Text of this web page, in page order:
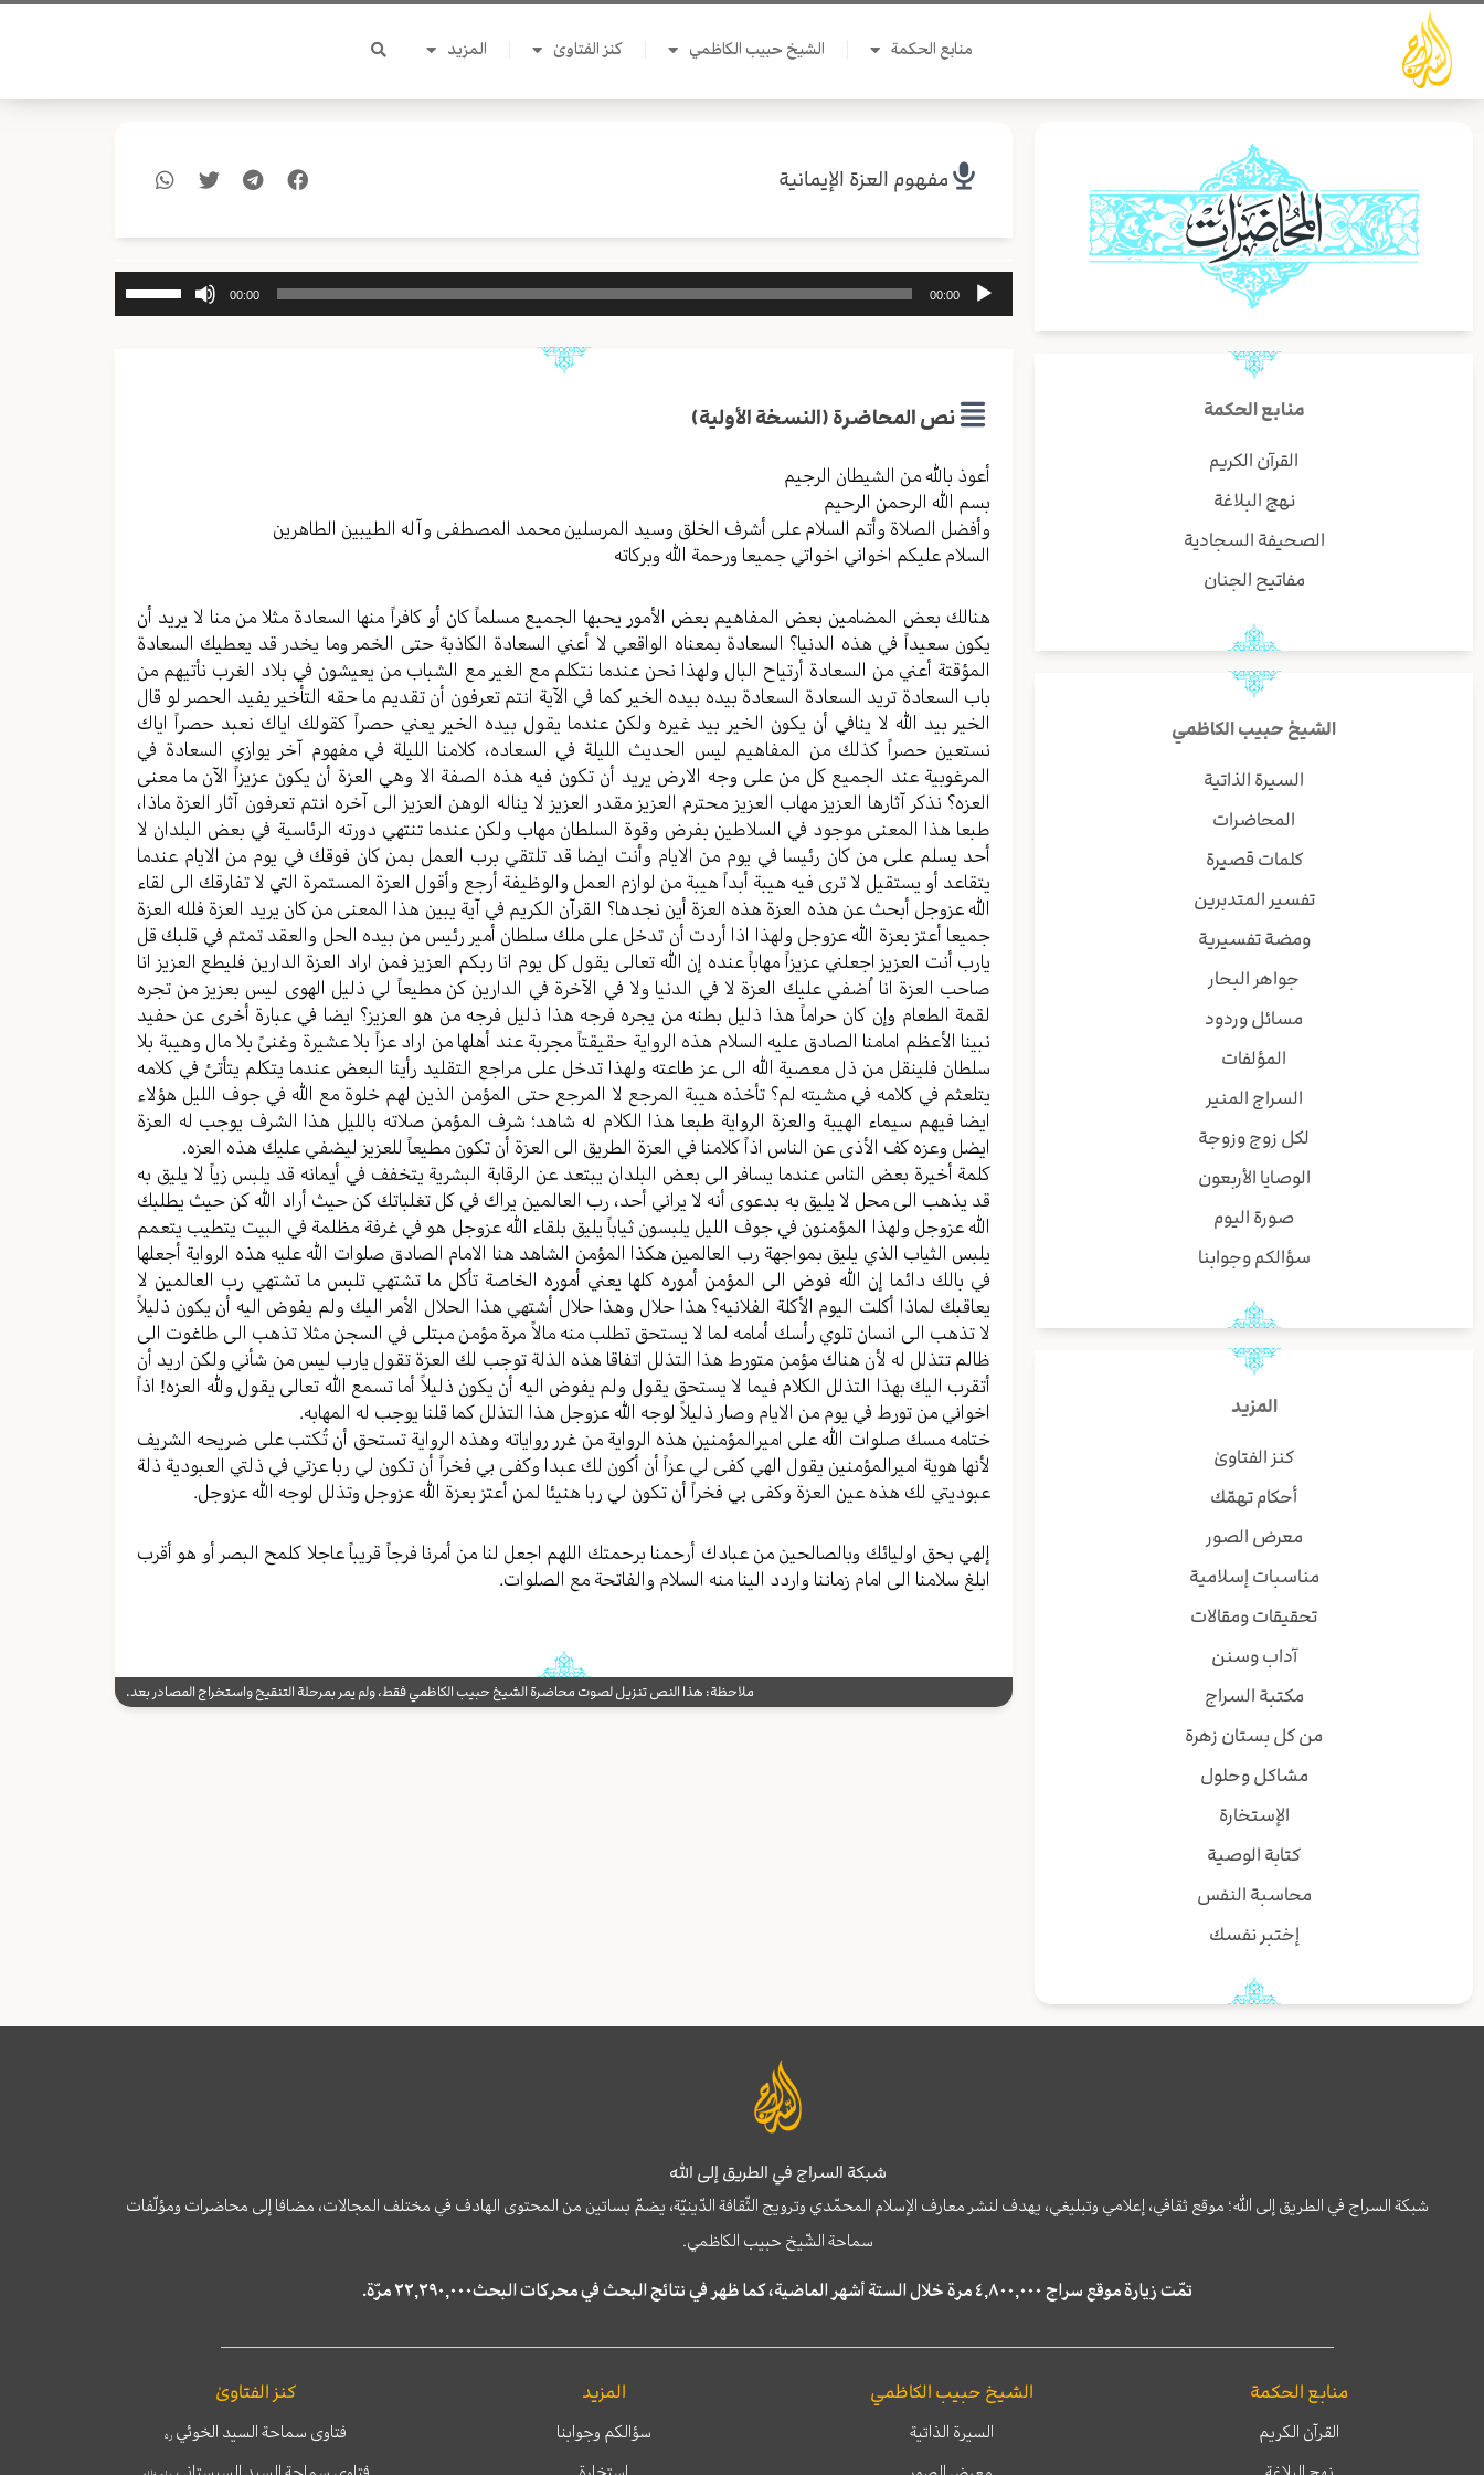
تخطي
المحتوى
منابع الحكمة الشيخ حبيب الكاظمي كنز الفتاوىٰ المزيد
منابع الحكمة
القرآن الكريم
نهج البلاغة
الصحيفة السجادية
مفاتيح الجنان
الشيخ حبيب الكاظمي
السيرة الذاتية
المحاضرات
كلمات قصيرة
تفسير المتدبرين
ومضة تفسيرية
جواهر البحار
مسائل وردود
المؤلفات
السراج المنير
لكل زوج وزوجة
الوصايا الأربعون
صورة اليوم
سؤالكم وجوابنا
المزيد
كنز الفتاوىٰ
أحكام تهمّك
معرض الصور
مناسبات إسلامية
تحقيقات ومقالات
آداب وسنن
مكتبة السراج
من كل بستان زهرة
مشاكل وحلول
الإستخارة
كتابة الوصية
محاسبة النفس
إختبر نفسك
مفهوم العزة الإيمانية
مشغل
00:00
00:00
نص المحاضرة (النسخة الأولية)
أعوذ بالله من الشیطان الرجیم
بسم الله الرحمن الرحیم
وأفضل الصلاة وأتم السلام علی أشرف الخلق وسید المرسلین محمد المصطفی وآله الطیبین الطاهرین
السلام علیکم اخواني اخواتي جمیعا ورحمة الله وبرکاته
هنالك بعض المضامین بعض المفاهیم بعض الأمور یحبها الجمیع مسلماً کان أو کافراً منها السعادة مثلا من منا لا یرید أن
یکون سعیداً في هذه الدنیا؟ السعادة بمعناه الواقعي لا أعني السعادة الکاذبة حتی الخمر وما یخدر قد یعطیك السعادة
المؤقتة أعني من السعادة أرتیاح البال ولهذا نحن عندما نتکلم مع الغیر مع الشباب من یعیشون في بلاد الغرب نأتيهم من
باب السعادة ترید السعادة السعادة بیده بیده الخیر کما في الآية انتم تعرفون أن تقدیم ما حقه التأخیر یفید الحصر لو قال
الخیر بید الله لا ینافي أن یکون الخیر بید غیره ولکن عندما یقول بیده الخیر یعني حصراً کقولك اياك نعبد حصراً ایاك
نستعين حصراً کذلك من المفاهیم لیس الحدیث الليلة في السعاده، کلامنا اللیلة في مفهوم آخر یوازي السعادة في
المرغوبية عند الجمیع کل من علی وجه الارض یرید أن تکون فیه هذه الصفة الا وهي العزة أن یکون عزیزاً الآن ما معنی
العزه؟ نذکر آثارها العزیز مهاب العزیز محترم العزیز مقدر العزیز لا یناله الوهن العزیز الی آخره انتم تعرفون آثار العزة ماذا،
طبعا هذا المعنی موجود في السلاطین بفرض وقوة السلطان مهاب ولکن عندما تنتهي دورته الرئاسیة في بعض البلدان لا
أحد یسلم علی من کان رئیسا في یوم من الایام وأنت ایضا قد تلتقي برب العمل بمن کان فوقك في یوم من الایام عندما
یتقاعد أو یستقیل لا تری فیه هیبة أبداً هیبة من لوازم العمل والوظیفة أرجع وأقول العزة المستمرة التي لا تفارقك الی لقاء
الله عزوجل أبحث عن هذه العزة هذه العزة أين نجدها؟ القرآن الکريم في آیة یبین هذا المعنی من کان یرید العزة فلله العزة
جمیعا أعتز بعزة الله عزوجل ولهذا اذا أردت أن تدخل علی ملك سلطان أمير رئيس من بیده الحل والعقد تمتم في قلبك قل
یارب أنت العزیز اجعلني عزیزاً مهاباً عنده إن الله تعالی یقول کل یوم انا ربکم العزیز فمن اراد العزة الدارین فلیطع العزیز انا
صاحب العزة انا اُضفي علیك العزة لا في الدنیا ولا في الآخرة في الدارین کن مطیعاً لي ذلیل الهوی لیس بعزیز من تجره
لقمة الطعام وإن کان حراماً هذا ذلیل بطنه من یجره فرجه هذا ذلیل فرجه من هو العزیز؟ ایضا في عبارة أخرى عن حفید
نبینا الأعظم امامنا الصادق علیه السلام هذه الروایة حقیقتاً مجربة عند أهلها من اراد عزاً بلا عشیرة وغنیً بلا مال وهیبة بلا
سلطان فلینقل من ذل معصیة الله الی عز طاعته ولهذا تدخل علی مراجع التقلید رأينا البعض عندما یتکلم یتأتئ في کلامه
یتلعثم في کلامه في مشیته لم؟ تأخذه هیبة المرجع لا المرجع حتی المؤمن الذين لهم خلوة مع الله في جوف اللیل هؤلاء
ایضا فیهم سیماء الهیبة والعزة الروایة طبعا هذا الکلام له شاهد؛ شرف المؤمن صلاته باللیل هذا الشرف یوجب له العزة
ایضل وعزه کف الأذی عن الناس اذاً کلامنا في العزة الطریق الی العزة أن تکون مطیعاً للعزیز لیضفي علیك هذه العزه.
کلمة أخيرة بعض الناس عندما یسافر الی بعض البلدان یبتعد عن الرقابة البشریة یتخفف في أیمانه قد یلبس زیاً لا یلیق به
قد یذهب الی محل لا یلیق به بدعوی أنه لا یراني أحد، رب العالمین یراك في کل تغلباتك کن حیث أراد الله کن حیث یطلبك
الله عزوجل ولهذا المؤمنون في جوف اللیل یلبسون ثیاباً یلیق بلقاء الله عزوجل هو في غرفة مظلمة في البیت یتطیب یتعمم
یلبس الثیاب الذي یلیق بمواجهة رب العالمین هکذا المؤمن الشاهد هنا الامام الصادق صلوات الله علیه هذه الروایة أجعلها
في بالك دائما إن الله فوض الی المؤمن أموره کلها یعني أموره الخاصة تأكل ما تشتهي تلبس ما تشتهي رب العالمین لا
یعاقبك لماذا أكلت الیوم الأکلة الفلانیه؟ هذا حلال وهذا حلال أشتهي هذا الحلال الأمر اليك ولم یفوض الیه أن یکون ذلیلاً
لا تذهب الی انسان تلوي رأسك أمامه لما لا یستحق تطلب منه مالاً مرة مؤمن مبتلی في السجن مثلا تذهب الی طاغوت الی
ظالم تتذلل له لأن هناك مؤمن متورط هذا التذلل اتفاقا هذه الذلة توجب لك العزة تقول یارب لیس من شأني ولکن ارید أن
أتقرب اليك بهذا التذلل الکلام فيما لا یستحق یقول ولم یفوض الیه أن یکون ذلیلاً أما تسمع الله تعالی یقول ولله العزه! اذاً
اخواني من تورط في یوم من الایام وصار ذلیلاً لوجه الله عزوجل هذا التذلل کما قلنا یوجب له المهابه.
ختامه مسك صلوات الله علی امیرالمؤمنین هذه الروایة من غرر روایاته وهذه الروایة تستحق أن تُکتب علی ضریحه الشریف
لأنها هویة امیرالمؤمنين یقول الهي كفى لي عزاً أن أکون لك عبدا وکفی بي فخراً أن تکون لي ربا عزتي في ذلتي العبودیة ذلة
عبودیتي لك هذه عین العزة وکفی بي فخراً أن تکون لي ربا هنیئا لمن أعتز بعزة الله عزوجل وتذلل لوجه الله عزوجل.
إلهي بحق اولیائك وبالصالحین من عبادك أرحمنا برحمتك اللهم اجعل لنا من أمرنا فرجاً قریباً عاجلا کلمح البصر أو هو أقرب
ابلغ سلامنا الی امام زماننا واردد الینا منه السلام والفاتحة مع الصلوات.
ملاحظة: هذا النص تنزيل لصوت محاضرة الشيخ حبيب الكاظمي فقط، ولم يمر بمرحلة التنقيح واستخراج المصادر بعد.
شبكة السراج في الطريق إلى الله
شبكة السراج في الطريق إلى الله؛ موقع ثقافي، إعلامي وتبليغي، يهدف لنشر معارف الإسلام المحمّدي وترويج الثّقافة الدّينيّة، يضمّ بساتين من المحتوى الهادف في مختلف المجالات، مضافا إلى محاضرات ومؤلّفات
سماحة الشّيخ حبيب الكاظمي.
تمّت زيارة موقع سراج ٤,٨٠٠,٠٠٠ مرة خلال الستة أشهر الماضية، كما ظهر في نتائج البحث في محركات البحث٢٢,٢٩٠,٠٠٠ مرّة.
منابع الحكمة
القرآن الكريم
الشيخ حبيب الكاظمي
السيرة الذاتية
المزيد
سؤالكم وجوابنا
كنز الفتاوىٰ
فتاوى سماحة السيد الخوئي ره